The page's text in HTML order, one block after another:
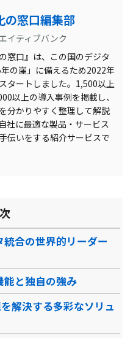
(Stan…
の窓口編集部
イティブバンク
窓口』は、この国のデジタ
の崖」に備えるため2022年
タートしました。1,500以上
以上の導入事例を掲載し、
分かりやすく整理して解説
社に最適な製品・サービス
伝いをする紹介サービスで
合の世界的リーダー
と独自の強み
解決する多彩なソリュ